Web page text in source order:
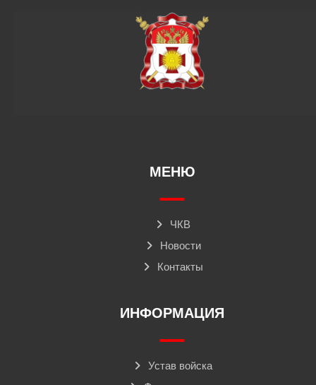
МЕНЮ
ЧКВ
Новости
Контакты
ИНФОРМАЦИЯ
Устав войска